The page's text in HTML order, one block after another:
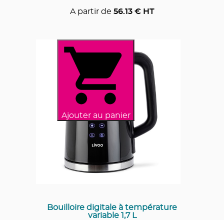
A partir de 56.13€ HT
Ajouter au panier
Bouilloire digitale à température
variable 1,7 L